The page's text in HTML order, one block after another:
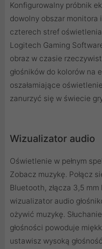
Konfigurowalny próbnik
dowolny obszar monitora
czterech stref
Logitech Gaming
obraz w czasie
głośników do kolorów na
oszałamiające
zanurzyć się w świecie
Wizualizator audio
Oświetlenie w pełnym
Zobacz muzykę. Połącz
Bluetooth, złącza 3,5
wizualizator audio
ożywić muzykę.
głośności powoduje
ustawisz wysoką